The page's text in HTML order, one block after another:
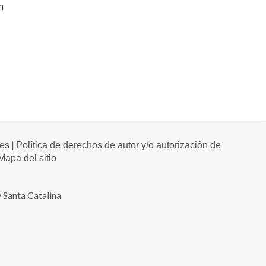
| Política de derechos de autor y/o autorización de
del sitio
Catalina